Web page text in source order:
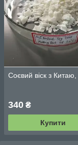
Соєвий віск з Китаю,
340 ₴
Купити